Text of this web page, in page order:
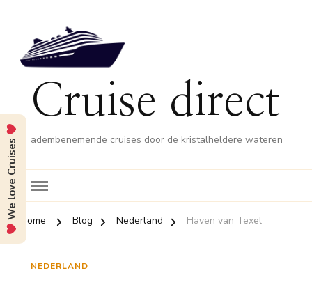
Cruise direct
adembenemende cruises door de kristalheldere wateren
Home Blog Nederland Haven van Texel
NEDERLAND
We love Cruises